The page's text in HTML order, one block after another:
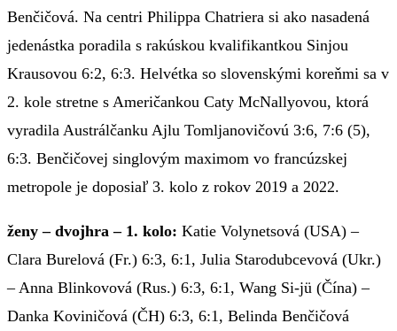
Benčičová. Na centri Philippa Chatriera si ako nasadená
jedenástka poradila s rakúskou kvalifikantkou Sinjou
Krausovou 6:2, 6:3. Helvétka so slovenskými koreňmi sa v
2. kole stretne s Američankou Caty McNallyovou, ktorá
vyradila Austrálčanku Ajlu Tomljanovičovú 3:6, 7:6 (5),
6:3. Benčičovej singlovým maximom vo francúzskej
metropole je doposiaľ 3. kolo z rokov 2019 a 2022.
ženy – dvojhra – 1. kolo: Katie Volynetsová (USA) –
Clara Burelová (Fr.) 6:3, 6:1, Julia Starodubcevová (Ukr.)
– Anna Blinkovová (Rus.) 6:3, 6:1, Wang Si-jü (Čína) –
Danka Koviničová (ČH) 6:3, 6:1, Belinda Benčičová